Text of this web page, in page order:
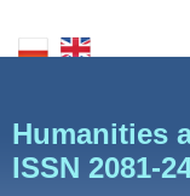
Humanities
ISSN 2081-